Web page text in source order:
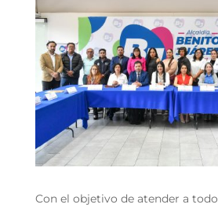
Con el objetivo de atender a